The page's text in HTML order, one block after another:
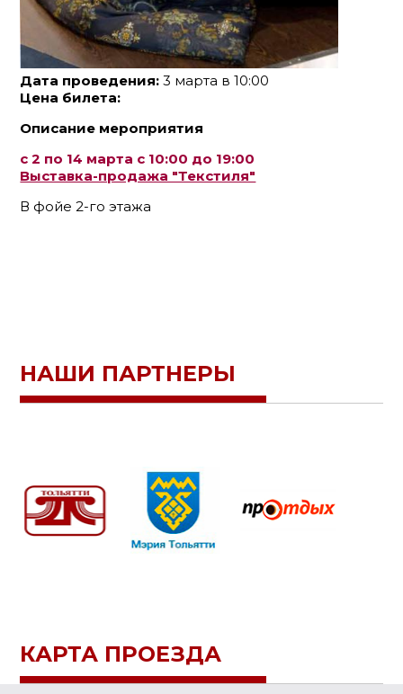
Дата проведения: 3 марта в 10:00
Цена билета:
Описание мероприятия
с 2 по 14 марта с 10:00 до 19:00
Выставка-продажа "Текстиля"
В фойе 2-го этажа
НАШИ ПАРТНЕРЫ
КАРТА ПРОЕЗДА